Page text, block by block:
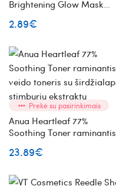
Brightening Glow Mask
kaukė
2.89€
Prekė su pasirinkimais
Anua Heartleaf 77%
Soothing Toner raminantis
stimburių ekstraktu
23.89€